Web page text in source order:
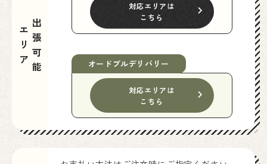
出張可能
エリア
対応エリアは
こちら
オードブルデリバリー
対応エリアは
こちら